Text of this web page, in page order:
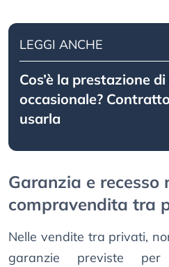
LEGGI ANCHE
Cos’è la prestazione
occasionale?
usarla
Garanzia e recesso
compravendita tra
Nelle vendite tra privati,
garanzie previste